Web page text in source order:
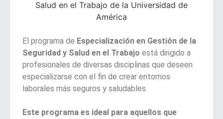
El programa de Especialización en Gestión de la
Seguridad y Salud en el Trabajo está dirigido a
profesionales de diversas disciplinas que deseen
especializarse con el fin de crear entornos
laborales más seguros y saludables.
Este programa es ideal para aquellos que